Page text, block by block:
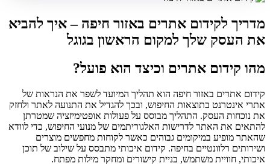
מדריך לקידום אתרים באזור חיפה – איך להביא
את העסק שלך למקום הראשון בגוגל
מהו קידום אתרים וכיצד הוא פועל?
קידום אתרים באזור חיפה הוא תהליך המיועד לשפר את הנראות של
אתרי אינטרנט בתוצאות החיפוש, ובכך להגדיל את התנועה לאתר ולחזק
את נוכחות העסק. התהליך מבוסס על פעולות אופטימיזציה שמטרתן
להתאים את האתר לדרישות האלגוריתמים של מנועי החיפוש, כדי לוודא
שהאתר מופיע במיקומים גבוהים כאשר לקוחות מחפשים מוצרים
ושירותים רלוונטיים בחיפה. קידום איכותי מתבסס על שילוב של תוכן
איכותי, חוויית משתמש, בניית קישורים ומחקר מילות מפתח.